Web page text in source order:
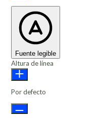
Fuente legible
Altura de línea
Por defecto